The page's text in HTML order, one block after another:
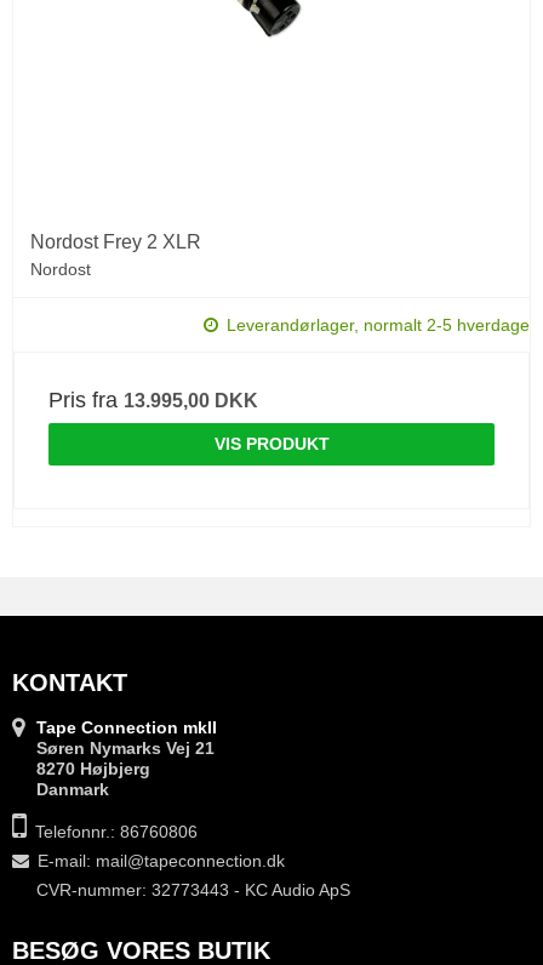
Nordost Frey 2 XLR
Nordost
Leverandørlager, normalt 2-5 hverdage
Pris fra 13.995,00 DKK
VIS PRODUKT
KONTAKT
Tape Connection mkII
Søren Nymarks Vej 21
8270 Højbjerg
Danmark
Telefonnr.: 86760806
E-mail: mail@tapeconnection.dk
CVR-nummer: 32773443 - KC Audio ApS
BESØG VORES BUTIK